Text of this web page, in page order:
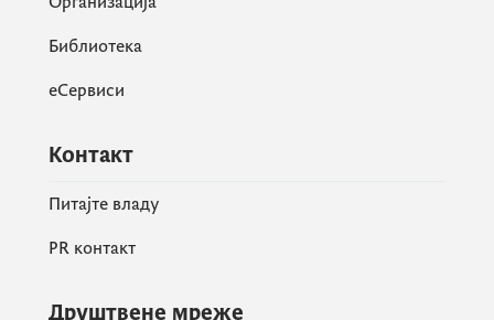
агробуџета за 2023. годину ће наредне
недјеље бити организовано у свим осталим
Библиотека
еСервиси
Контакт
Питајте владу
PR контакт
Друштвене мреже